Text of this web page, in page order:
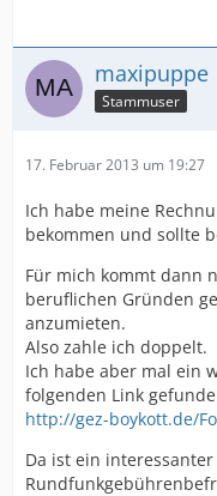
maxipuppe
Stammuser
17. Februar 2013 um 19:27
Ich habe meine
bekommen und sollte
Für mich kommt dann
beruflichen Gründen
anzumieten.
Also zahle ich doppelt.
Ich habe aber mal ein
folgenden Link
http://gez-boykott.de/
Da ist ein